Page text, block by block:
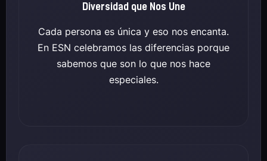
Diversidad que Nos Une
Cada persona es única y eso nos encanta.
En ESN celebramos las diferencias porque
sabemos que son lo que nos hace
especiales.